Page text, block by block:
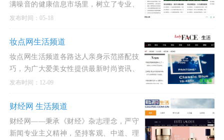
满噪音的健康信息市场里，树立了专业、
系统、实用的清晰标杆。
发布时间：05-18
妆点网生活频道
妆点网生活频道各路达人亲身示范搭配技
巧，为广大爱美女性提供最新时尚资讯、
分享大牌明星美服私搭秘笈。掌握当季最
发布时间：12-09
财经网 生活频道
财经网——秉承《财经》杂志理念，严守
新闻专业主义精神，坚持客观、中道、理